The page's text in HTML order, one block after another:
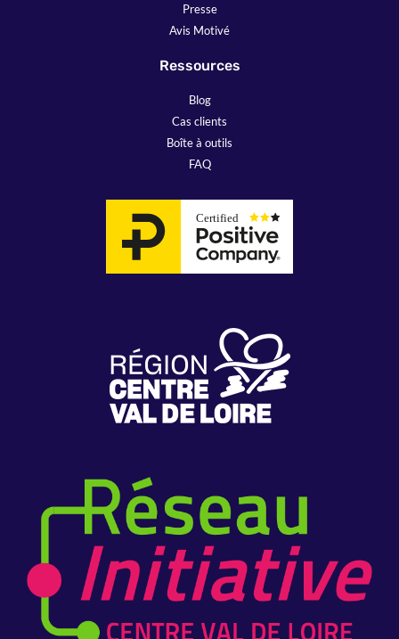
Presse
Avis Motivé
Ressources
Blog
Cas clients
Boîte à outils
FAQ